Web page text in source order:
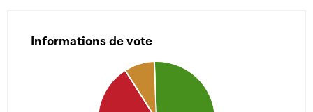
Informations de vote